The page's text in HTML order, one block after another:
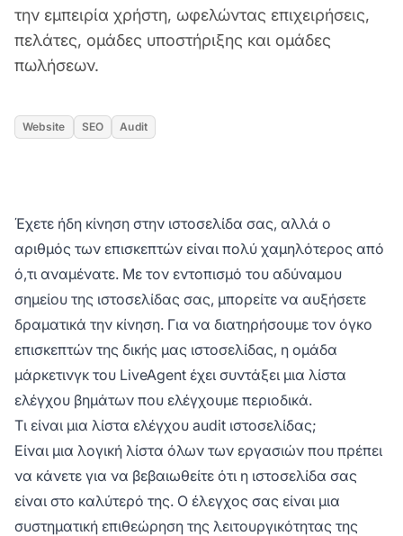
την εμπειρία χρήστη, ωφελώντας επιχειρήσεις,
πελάτες, ομάδες υποστήριξης και ομάδες
πωλήσεων.
Website SEO Audit
Έχετε ήδη κίνηση στην ιστοσελίδα σας, αλλά ο
αριθμός των επισκεπτών είναι πολύ χαμηλότερος από
ό,τι αναμένατε. Με τον εντοπισμό του αδύναμου
σημείου της ιστοσελίδας σας, μπορείτε να αυξήσετε
δραματικά την κίνηση. Για να διατηρήσουμε τον όγκο
επισκεπτών της δικής μας ιστοσελίδας, η ομάδα
μάρκετινγκ του LiveAgent έχει συντάξει μια λίστα
ελέγχου βημάτων που ελέγχουμε περιοδικά.
Τι είναι μια λίστα ελέγχου audit ιστοσελίδας;
Είναι μια λογική λίστα όλων των εργασιών που πρέπει
να κάνετε για να βεβαιωθείτε ότι η ιστοσελίδα σας
είναι στο καλύτερό της. Ο έλεγχος σας είναι μια
συστηματική επιθεώρηση της λειτουργικότητας της